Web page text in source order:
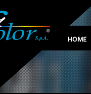
HOME